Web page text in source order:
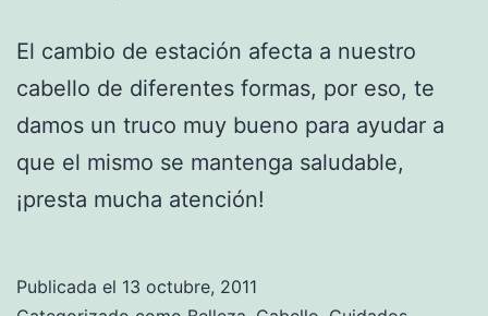
El cambio de estación afecta a nuestro
cabello de diferentes formas, por eso, te
damos un truco muy bueno para ayudar a
que el mismo se mantenga saludable,
¡presta mucha atención!
Publicada el 13 octubre, 2011